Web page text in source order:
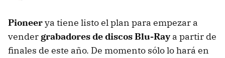
Pioneerya tiene listo el plan para empezar a
vender grabadores de discos Blu-Raya partir de
finales de este año. De momento sólo lo hará en